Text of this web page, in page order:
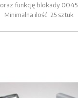
oraz funkcję blokady 0045
Minimalna ilość: 25 sztuk